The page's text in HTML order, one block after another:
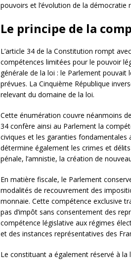
pouvoirs et l’évolution de la démocratie
Le principe de la
L’article 34 de la Constitution rompt
compétences limitées pour le pouvoir
générale de la loi : le Parlement
prévues. La Cinquième République
relevant du domaine de la loi.
Cette énumération couvre néanmoins
34 confère ainsi au Parlement la
civiques et les garanties fondamentales
détermine également les crimes et
pénale, l’amnistie, la création de
En matière fiscale, le Parlement
modalités de recouvrement des
monnaie. Cette compétence exclusive
pas d’impôt sans consentement des
compétence législative aux régimes
et des instances représentatives des
Le constituant a également réservé à